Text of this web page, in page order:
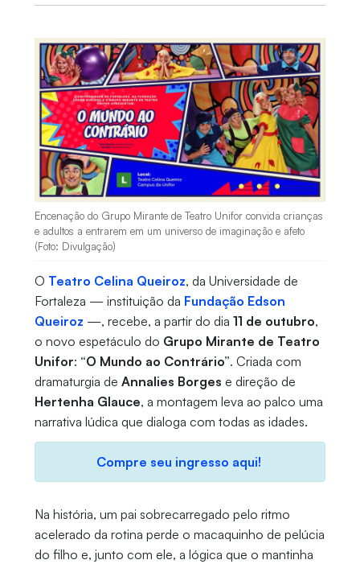
Encenação do Grupo Mirante de Teatro Unifor convida crianças
e adultos a entrarem em um universo de imaginação e afeto
(Foto: Divulgação)
O Teatro Celina Queiroz, da Universidade de
Fortaleza — instituição da Fundação Edson
Queiroz —, recebe, a partir do dia 11 de outubro,
o novo espetáculo do Grupo Mirante de Teatro
Unifor: “O Mundo ao Contrário”. Criada com
dramaturgia de Annalies Borges e direção de
Hertenha Glauce, a montagem leva ao palco uma
narrativa lúdica que dialoga com todas as idades.
Compre seu ingresso aqui!
Na história, um pai sobrecarregado pelo ritmo
acelerado da rotina perde o macaquinho de pelúcia
do filho e, junto com ele, a lógica que o mantinha